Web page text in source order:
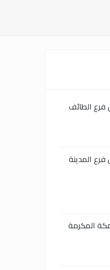
الطائف
المدينة
المكرمة